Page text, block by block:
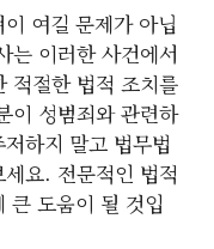
여길 문제가 아닙
는 이러한 사건에서
적절한 법적 조치를
이 성범죄와 관련하
하지 말고 법무법
요. 전문적인 법적
큰 도움이 될 것입